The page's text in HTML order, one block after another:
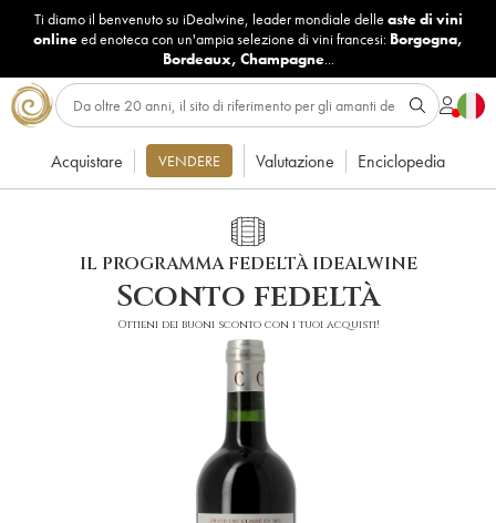
Ti diamo il benvenuto su iDealwine, leader mondiale delle aste di vini
onlineed enoteca con un'ampia selezione di vini francesi: Borgogna,
Bordeaux, Champagne...
Acquistare VENDERE Valutazione Enciclopedia
IL PROGRAMMA FEDELTÀ IDEALWINE
Sconto fedeltà
Ottieni dei buoni sconto con i tuoi acquisti!